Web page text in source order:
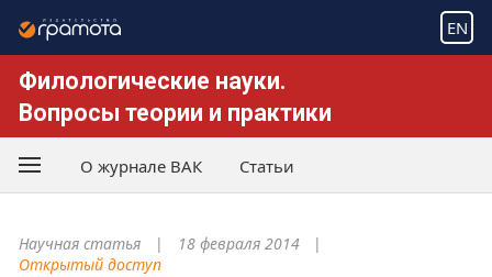
EN
Филологические науки.
Вопросы теории и практики
О журнале ВАК Статьи
Научная статья
18 февраля 2014
Открытый доступ